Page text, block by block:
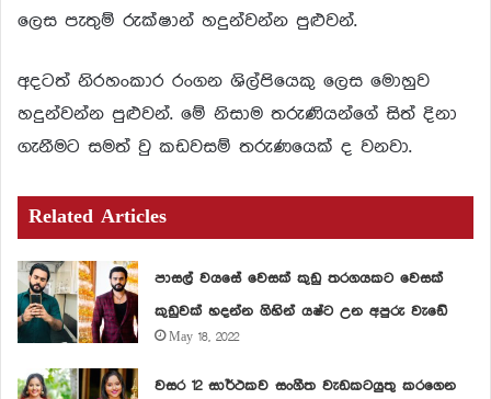
ලෙස පැතුම් රුක්ෂාන් හදුන්වන්න පුළුවන්.
අදටත් නිරහංකාර රංගන ශිල්පියෙකු ලෙස මොහුව
හදුන්වන්න පුළුවන්. මේ නිසාම තරුණියන්ගේ සිත් දිනා
ගැනීමට සමත් වු කඩවසම් තරුණයෙක් ද වනවා.
Related Articles
පාසල් වයසේ වෙසක් කුඩු තරගයකට වෙසක්
කුඩුවක් හදන්න ගිහින් යෂ්ට උන අපුරු වැඩේ
May 18, 2022
වසර 12 සාර්ථකව සංගීත වැඩකටයුතු කරගෙන